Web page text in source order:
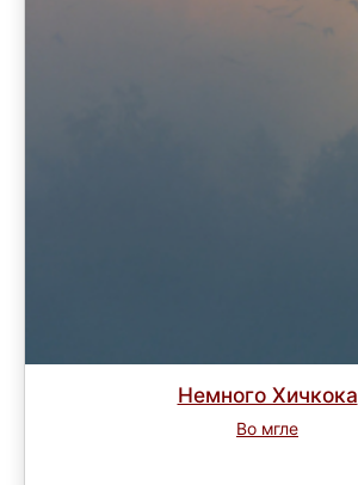
Немного Хичкока
Во мгле